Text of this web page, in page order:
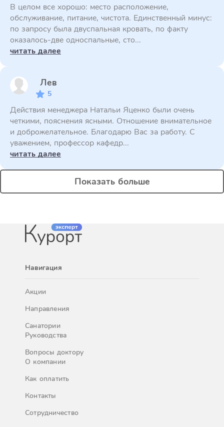
В целом все хорошо: место расположение,
обслуживание, питание, чистота. Единственный минус:
по запросу была двуспальная кровать, по факту
оказалось-две односпальные, сто...
читать далее
Лев
5
Действия менеджера Натальи Яценко были очень
четкими, пояснения ясными. Отношение внимательное
и доброжелательное. Благодарю Вас за работу. С
уважением, профессор кафедр...
читать далее
Показать больше
Навигация
Акции
Направления
Санатории
Руководства
Вопросы доктору
О компании
Как оплатить
Контакты
Сотрудничество